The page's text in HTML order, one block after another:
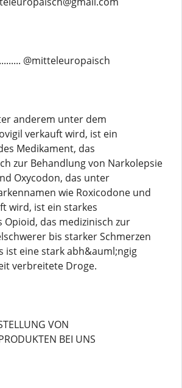
@mitteleuropaisch
anderem unter dem
verkauft wird, ist ein
Medikament, das
zur Behandlung von Narkolepsie
Oxycodon, das unter
wie Roxicodone und
wird, ist ein starkes
Opioid, das medizinisch zur
bis starker Schmerzen
ist eine stark abh&auml;ngig
verbreitete Droge.
VON
BEI UNS